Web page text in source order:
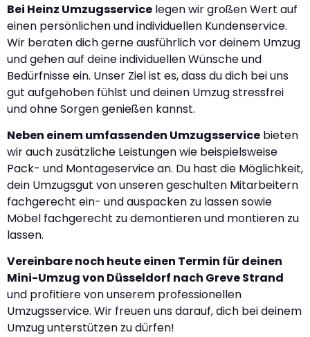
Bei Heinz Umzugsservice legen wir großen Wert auf
einen persönlichen und individuellen Kundenservice.
Wir beraten dich gerne ausführlich vor deinem Umzug
und gehen auf deine individuellen Wünsche und
Bedürfnisse ein. Unser Ziel ist es, dass du dich bei uns
gut aufgehoben fühlst und deinen Umzug stressfrei
und ohne Sorgen genießen kannst.
Neben einem umfassenden Umzugsservice bieten
wir auch zusätzliche Leistungen wie beispielsweise
Pack- und Montageservice an. Du hast die Möglichkeit,
dein Umzugsgut von unseren geschulten Mitarbeitern
fachgerecht ein- und auspacken zu lassen sowie
Möbel fachgerecht zu demontieren und montieren zu
lassen.
Vereinbare noch heute einen Termin für deinen
Mini-Umzug von Düsseldorf nach Greve Strand
und profitiere von unserem professionellen
Umzugsservice. Wir freuen uns darauf, dich bei deinem
Umzug unterstützen zu dürfen!